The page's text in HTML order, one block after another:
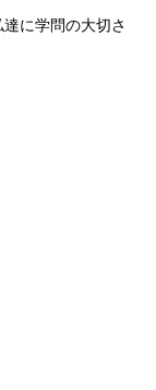
に学問の大切さ